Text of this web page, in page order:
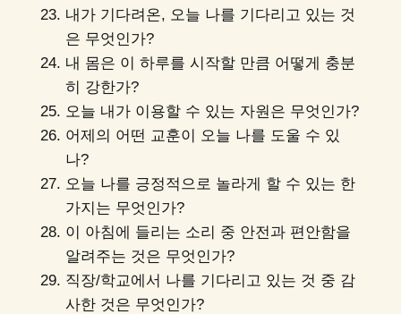
내가 기다려온, 오늘 나를 기다리고 있는 것
은 무엇인가?
내 몸은 이 하루를 시작할 만큼 어떻게 충분
히 강한가?
오늘 내가 이용할 수 있는 자원은 무엇인가?
어제의 어떤 교훈이 오늘 나를 도울 수 있
나?
오늘 나를 긍정적으로 놀라게 할 수 있는 한
가지는 무엇인가?
이 아침에 들리는 소리 중 안전과 편안함을
알려주는 것은 무엇인가?
직장/학교에서 나를 기다리고 있는 것 중 감
사한 것은 무엇인가?